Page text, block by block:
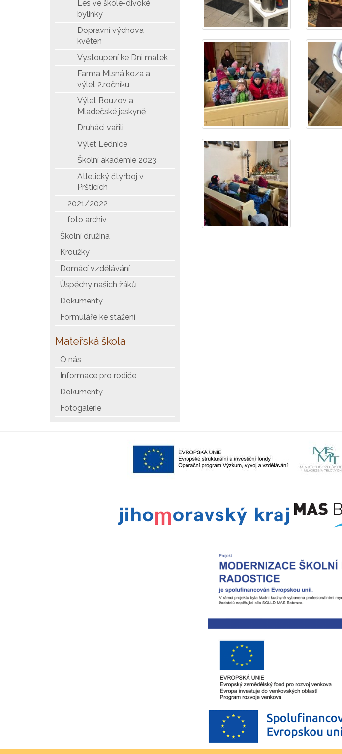
Les ve škole-divoké
bylinky
Dopravní výchova
květen
Vystoupení ke Dni matek
Farma Mlsná koza a
výlet 2.ročníku
Výlet Bouzov a
Mladečské jeskyně
Druháci vařili
Výlet Lednice
Školní akademie 2023
Atletický čtyřboj v
Pršticích
2021/2022
foto archiv
Školní družina
Kroužky
Domácí vzdělávání
Úspěchy našich žáků
Dokumenty
Formuláře ke stažení
Mateřská škola
O nás
Informace pro rodiče
Dokumenty
Fotogalerie